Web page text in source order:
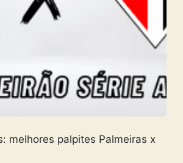
melhores palpites Palmeiras x